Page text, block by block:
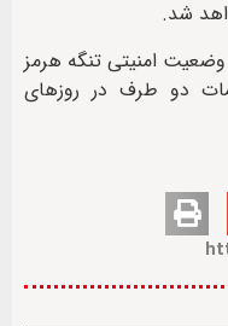
شد.
امنیتی تنگه هرمز
دو طرف در روزهای